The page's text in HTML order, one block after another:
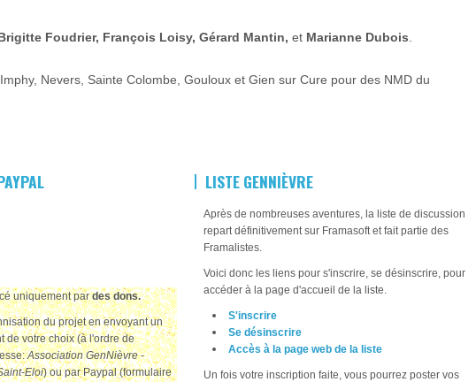
Foudrier, François Loisy, Gérard Mantin, et Marianne Dubois
Nevers, Sainte Colombe, Gouloux et Gien sur Cure pour des NMD du
uniquement pardes dons.
du projet en envoyant un
de votre choix (à l'ordre de
Association GenNièvre -
Eloi) ou par Paypal (formulaire
LISTE GENNIÈVRE
Après de nombreuses aventures, la liste de discussion
repart définitivement sur Framasoft et fait partie des
Framalistes.
Voici donc les liens pour s'inscrire, se désinscrire, pour
accéder à la page d'accueil de la liste.
S'inscrire
Se désinscrire
Accès à la page web de la liste
Un fois votre inscription faite, vous pourrez poster vos